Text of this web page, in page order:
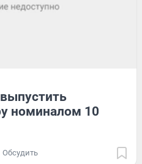
номиналом 10
Обсудить